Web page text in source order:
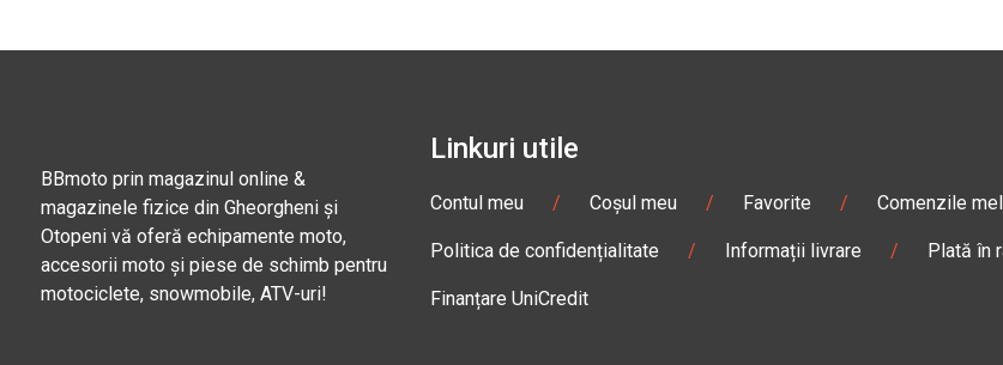
BBmoto prin magazinul online &
magazinele fizice din Gheorgheni și
Otopeni vă oferă echipamente moto,
accesorii moto și piese de schimb pentru
motociclete, snowmobile, ATV-uri!
Linkuri utile
Contul meu / Coșul meu / Favorite / Comenzile
Politica de confidențialitate / Informații livrare / Plată în
Finanțare UniCredit